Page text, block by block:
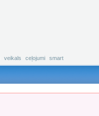
veikals ceļojumi smart